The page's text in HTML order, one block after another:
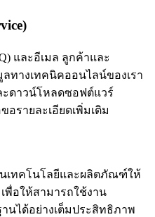
และอีเมล ลูกค้าและ
ทางเทคนิคออนไลน์ของเรา
ดาวน์โหลดซอฟต์แวร์
อรายละเอียดเพิ่มเติม
นเทคโนโลยีและผลิตภัณฑ์ให้
พื่อให้สามารถใช้งาน
นได้อย่างเต็มประสิทธิภาพ